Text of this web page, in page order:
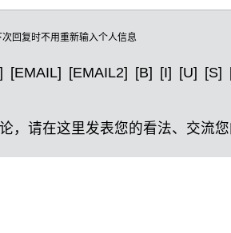
回复时不用重新输入个人信息
[EMAIL] [EMAIL2] [B] [I] [U] [S]
，请在这里发表您的看法、交流